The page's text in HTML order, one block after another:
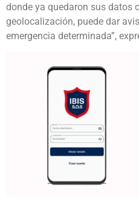
donde ya quedaron sus datos
geolocalización, puede dar
emergencia determinada”,